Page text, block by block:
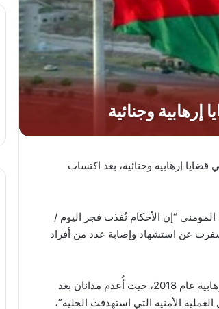
إرهابية وجنائية، بعد اكتساب
“إن الأحكام نُفذت فجر اليوم /
عن استشهاد وإصابة عدد من أفراد
وأضاف “أن من بين القضايا التي نُفذت فيها الأحكام قضية “خلية السلط” الإرهابية عام 2018، حيث أُعدم مدانان بعد
الأمنية التي استهدفت الخلية”،